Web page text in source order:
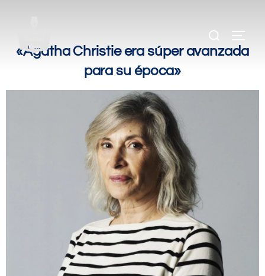
«Agatha Christie era súper avanzada
para su época»